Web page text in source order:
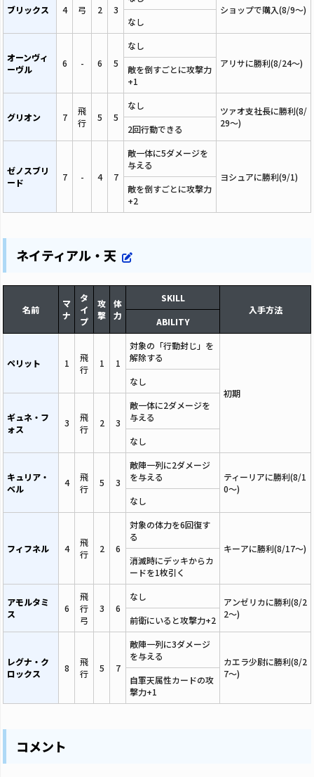
ブリックス 4 弓 2 3
ショップで購入(8/9～)
なし
オーンヴィ
ーヴル
6 - 6 5
なし
アリサに勝利(8/24～)
敵を倒すごとに攻撃力
+1
グリオン 7
飛
行
5 5
なし
ツァオ支社長に勝利(8/
29～)
2回行動できる
ゼノスブリ
ード
7 - 4 7
敵一体に5ダメージを
与える
ヨシュアに勝利(9/1)
敵を倒すごとに攻撃力
+2
ネイティアル・天
名前
マ
ナ
タ
イ
プ
攻
撃
体
力
SKILL
入手方法
ABILITY
ペリット 1
飛
行
1 1
対象の「行動封じ」を
解除する
初期
なし
ギュネ・フ
ォス
3
飛
行
2 3
敵一体に2ダメージを
与える
なし
キュリア・
ベル
4
飛
行
5 3
敵陣一列に2ダメージ
を与える
ティーリアに勝利(8/1
0～)
なし
フィフネル 4
飛
行
2 6
対象の体力を6回復す
る
キーアに勝利(8/17～)
消滅時にデッキからカ
ードを1枚引く
アモルタミ
ス
6
飛
行
弓
3 6
なし
アンゼリカに勝利(8/2
2～)
前衛にいると攻撃力+2
レグナ・ク
ロックス
8
飛
行
5 7
敵陣一列に3ダメージ
を与える
カエラ少尉に勝利(8/2
7～)
自軍天属性カードの攻
撃力+1
コメント